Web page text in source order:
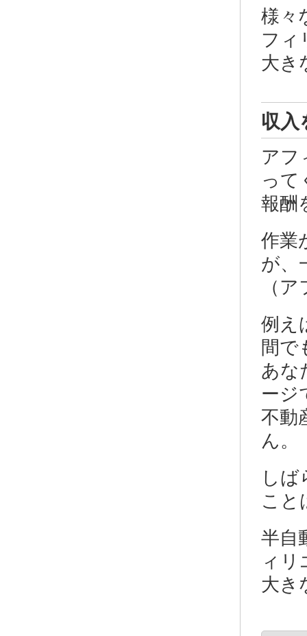
様々
フィ
大き
収入
アフ
って
報酬
作業
が、
（
例え
間で
あな
ージ
不動
ん。
しば
こと
半自
ィ
大き